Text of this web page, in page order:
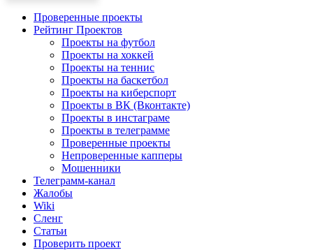
Проверенные проекты
Рейтинг Проектов
Проекты на футбол
Проекты на хоккей
Проекты на теннис
Проекты на баскетбол
Проекты на киберспорт
Проекты в ВК (Вконтакте)
Проекты в инстаграме
Проекты в телеграмме
Проверенные проекты
Непроверенные капперы
Мошенники
Телеграмм-канал
Жалобы
Wiki
Сленг
Статьи
Проверить проект